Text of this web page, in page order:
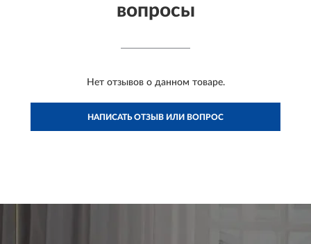
вопросы
Нет отзывов о данном товаре.
НАПИСАТЬ ОТЗЫВ ИЛИ ВОПРОС